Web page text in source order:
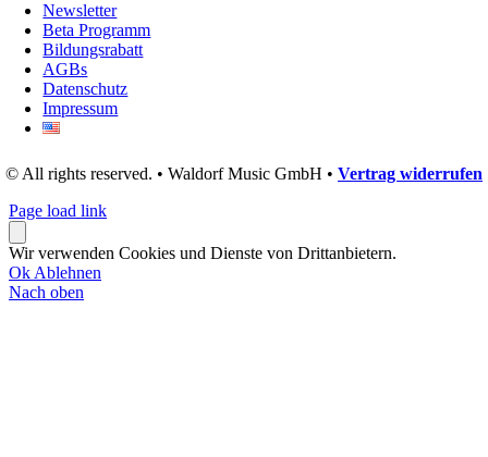
Newsletter
Beta Programm
Bildungsrabatt
AGBs
Datenschutz
Impressum
© All rights reserved. • Waldorf Music GmbH • Vertrag widerrufen
Page load link
Wir verwenden Cookies und Dienste von Drittanbietern.
Ok Ablehnen
Nach oben